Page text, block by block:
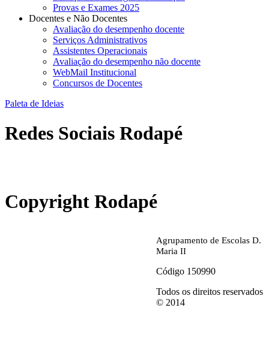
Provas e Exames 2025
Docentes e Não Docentes
Avaliação do desempenho docente
Serviços Administrativos
Assistentes Operacionais
Avaliação do desempenho não docente
WebMail Institucional
Concursos de Docentes
Paleta de Ideias
Redes Sociais Rodapé
Copyright Rodapé
Agrupamento de Escolas D.
Maria II
Código 150990
Todos os direitos reservados
© 2014